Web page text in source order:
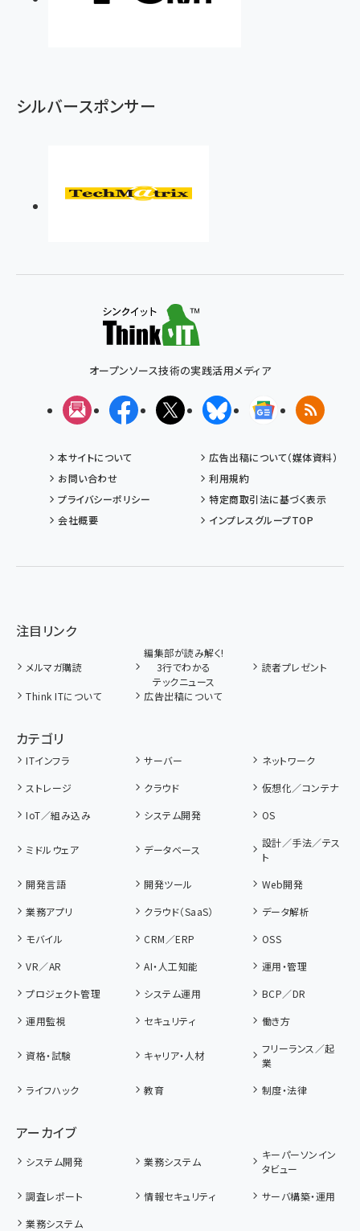
シルバースポンサー
オープンソース技術の実践活用メディア
メルマガFacebookX(エックス)BlueskyGoogleニュ
RSS
本サイトについて
広告出稿について（媒体資料）
お問い合わせ
利用規約
プライバシーポリシー
特定商取引法に基づく表示
会社概要
インプレスグループTOP
注目リンク
メルマガ購読
編集部が読み解く!
3行でわかる
テックニュース
読者プレゼント
Think ITについて 広告出稿について
カテゴリ
ITインフラ サーバー
ネットワーク
ストレージ
クラウド
仮想化／コンテナ
IoT／組み込み
システム開発 OS
ミドルウェア データベース
設計／手法／テス
ト
開発言語
開発ツール
Web開発
業務アプリ
クラウド（SaaS）
データ解析
モバイル
CRM／ERP
OSS
VR／AR
AI・人工知能
運用・管理
プロジェクト管理
システム運用
BCP／DR
運用監視
セキュリティ 働き方
資格・試験 キャリア・人材
フリーランス／起
業
ライフハック
教育 制度・法律
アーカイブ
システム開発 業務システム
キーパーソンイン
タビュー
調査レポート
情報セキュリティ
サーバ構築・運用
業務システム